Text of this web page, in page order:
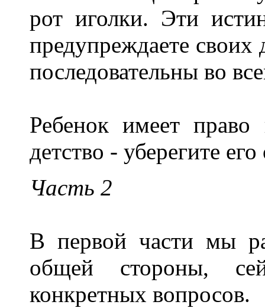
рот иголки. Эти
предупреждаете своих
последовательны во
Ребенок имеет право
детство - уберегите
Часть 2
В первой части мы
общей стороны,
конкретных вопросов.